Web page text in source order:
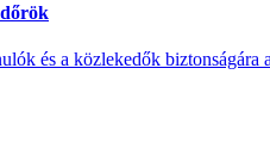
és a közlekedők biztonságára